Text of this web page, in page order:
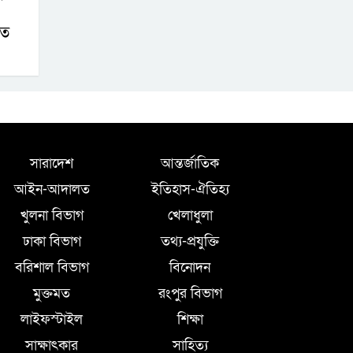
সারাদেশ
আন্তর্জাতিক
আইন-আদালত
ইতিহাস-ঐতিহ্য
খুলনা বিভাগ
খেলাধুলা
ঢাকা বিভাগ
তথ্য-প্রযুক্তি
বরিশাল বিভাগ
বিনোদন
মুক্তমত
রংপুর বিভাগ
লাইফস্টাইল
শিক্ষা
সাক্ষাৎকার
সাহিত্য